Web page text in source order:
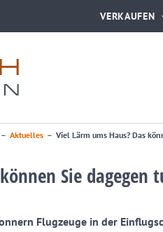
VERKAUFEN
– Aktuelles – Viel Lärm ums Haus? Das
Sie dagegen
Flugzeuge in der